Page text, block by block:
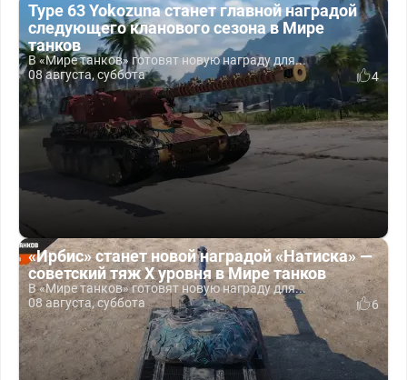
Type 63 Yokozuna станет главной наградой
следующего кланового сезона в Мире
танков
В «Мире танков» готовят новую награду для...
08 августа, суббота
4
«Ирбис» станет новой наградой «Натиска» —
советский тяж X уровня в Мире танков
В «Мире танков» готовят новую награду для...
08 августа, суббота
6